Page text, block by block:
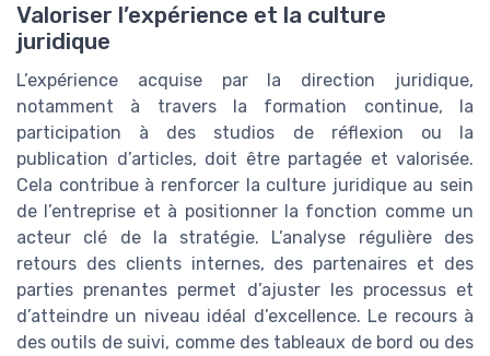
Valoriser l’expérience et la culture
juridique
L’expérience acquise par la direction juridique,
notamment à travers la formation continue, la
participation à des studios de réflexion ou la
publication d’articles, doit être partagée et valorisée.
Cela contribue à renforcer la culture juridique au sein
de l’entreprise et à positionner la fonction comme un
acteur clé de la stratégie. L’analyse régulière des
retours des clients internes, des partenaires et des
parties prenantes permet d’ajuster les processus et
d’atteindre un niveau idéal d’excellence. Le recours à
des outils de suivi, comme des tableaux de bord ou des